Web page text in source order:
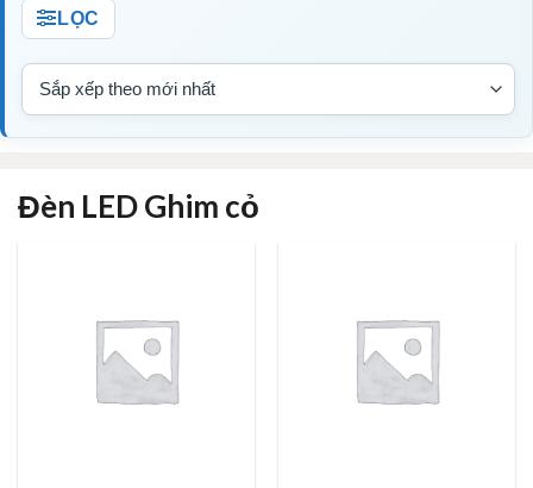
LỌC
Đèn LED Ghim cỏ